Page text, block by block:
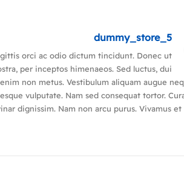
dummy_store_5
orci ac odio dictum tincidunt. Donec ut
per inceptos himenaeos. Sed luctus, dui
non metus. Vestibulum aliquam augue
vulputate. Nam sed consequat tortor.
dignissim. Nam non arcu purus. Vivamus et